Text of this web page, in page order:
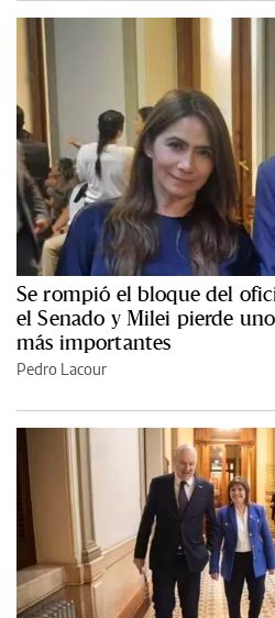
Se rompió el bloque del
el Senado y Milei pierde
más importantes
Pedro Lacour